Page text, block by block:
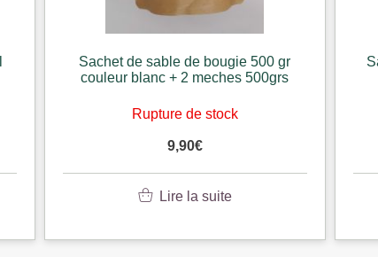
Sachet de sable de bougie 500 gr
couleur blanc + 2 meches 500grs
Rupture de stock
9,90€
Lire la suite